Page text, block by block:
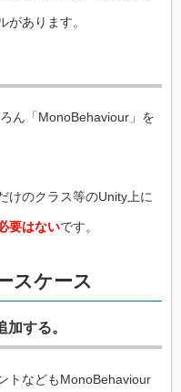
があります。
ん「MonoBehaviour」を
けのクラス等のUnity上に
要はないです。
スケース
する。
トなどもMonoBehaviour